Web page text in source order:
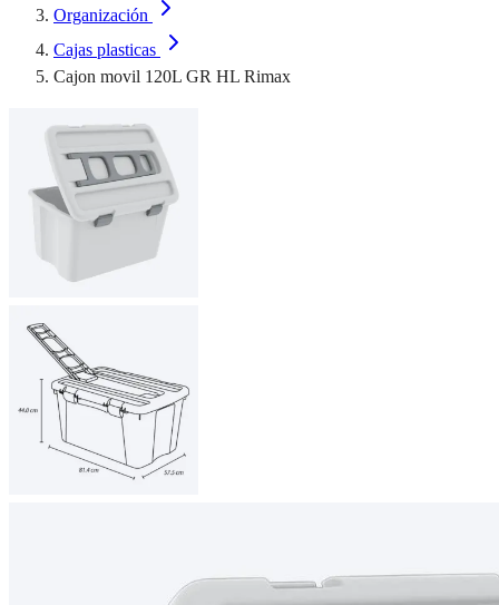
Organización
Cajas plasticas
Cajon movil 120L GR HL Rimax